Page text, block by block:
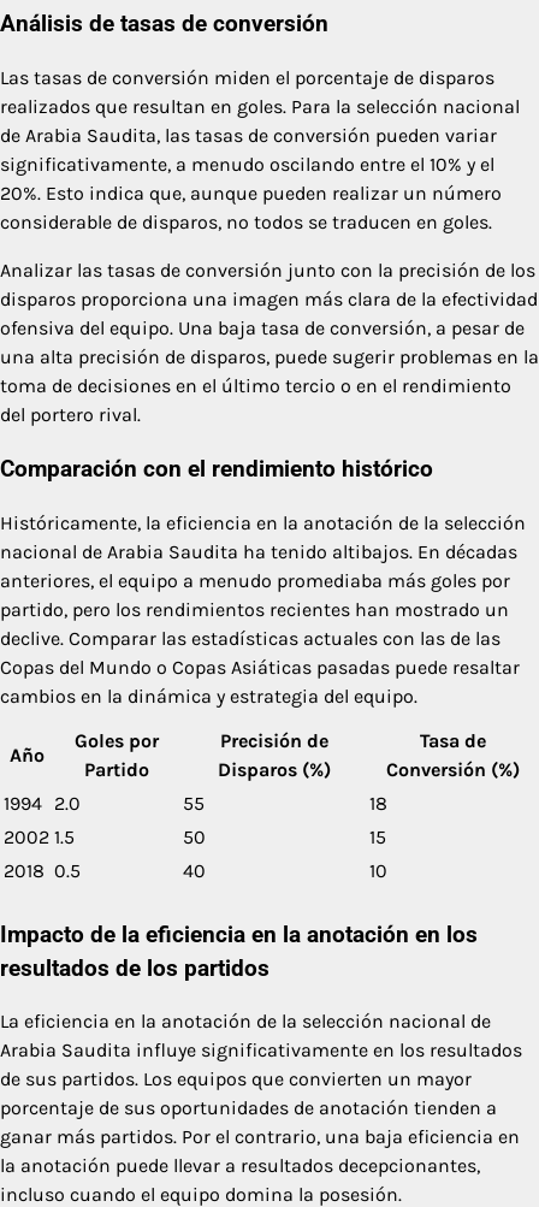
Análisis de tasas de conversión
Las tasas de conversión miden el porcentaje de disparos
realizados que resultan en goles. Para la selección nacional
de Arabia Saudita, las tasas de conversión pueden variar
significativamente, a menudo oscilando entre el 10% y el
20%. Esto indica que, aunque pueden realizar un número
considerable de disparos, no todos se traducen en goles.
Analizar las tasas de conversión junto con la precisión de los
disparos proporciona una imagen más clara de la efectividad
ofensiva del equipo. Una baja tasa de conversión, a pesar de
una alta precisión de disparos, puede sugerir problemas en la
toma de decisiones en el último tercio o en el rendimiento
del portero rival.
Comparación con el rendimiento histórico
Históricamente, la eficiencia en la anotación de la selección
nacional de Arabia Saudita ha tenido altibajos. En décadas
anteriores, el equipo a menudo promediaba más goles por
partido, pero los rendimientos recientes han mostrado un
declive. Comparar las estadísticas actuales con las de las
Copas del Mundo o Copas Asiáticas pasadas puede resaltar
cambios en la dinámica y estrategia del equipo.
Año
Goles por
Partido
Precisión de
Disparos (%)
Tasa de
Conversión (%)
1994 2.0 55
18
2002 1.5 50
15
2018 0.5 40 10
Impacto de la eficiencia en la anotación en los
resultados de los partidos
La eficiencia en la anotación de la selección nacional de
Arabia Saudita influye significativamente en los resultados
de sus partidos. Los equipos que convierten un mayor
porcentaje de sus oportunidades de anotación tienden a
ganar más partidos. Por el contrario, una baja eficiencia en
la anotación puede llevar a resultados decepcionantes,
incluso cuando el equipo domina la posesión.